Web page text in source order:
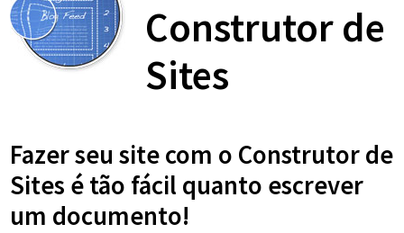
Construtor de
Sites
Fazer seu site com o Construtor de
Sites é tão fácil quanto escrever
um documento!